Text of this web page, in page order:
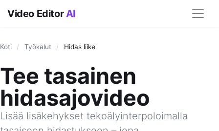
Video EditorAI
Koti / Työkalut / Hidas liike
Tee tasainen
hidasajovideo
Lisää lisäkehykset tekoälyinterpoloimalla